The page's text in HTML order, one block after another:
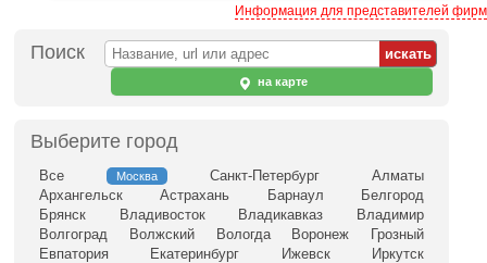
Информация для представителей фирм
Поиск
на карте
Выберите город
Все Москва Санкт-Петербург
Алматы
Архангельск
Астрахань Барнаул
Белгород
Брянск
Владивосток Владикавказ
Владимир
Волгоград
Волжский Вологда Воронеж
Грозный
Евпатория
Екатеринбург Ижевск
Иркутск